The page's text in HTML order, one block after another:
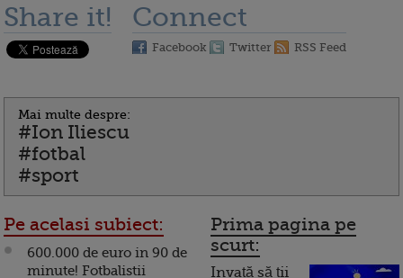
Share it! Connect
Facebook Twitter RSS Feed
Mai multe despre:
#Ion Iliescu
#fotbal
#sport
Pe acelasi subiect:
600.000 de euro in 90 de
minute! Fotbalistii
Prima pagina pe
scurt:
Invață să ții